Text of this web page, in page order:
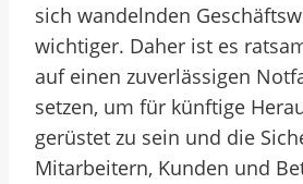
sich wandelnden
wichtiger. Daher ist es
auf einen zuverlässigen
setzen, um für künftige
gerüstet zu sein und die
Mitarbeitern, Kunden und